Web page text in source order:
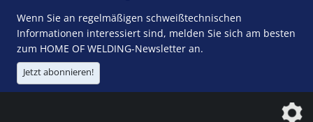
Wenn Sie an regelmäßigen schweißtechnischen
Informationen interessiert sind, melden Sie sich am besten
zum HOME OF WELDING-Newsletter an.
Jetzt abonnieren!